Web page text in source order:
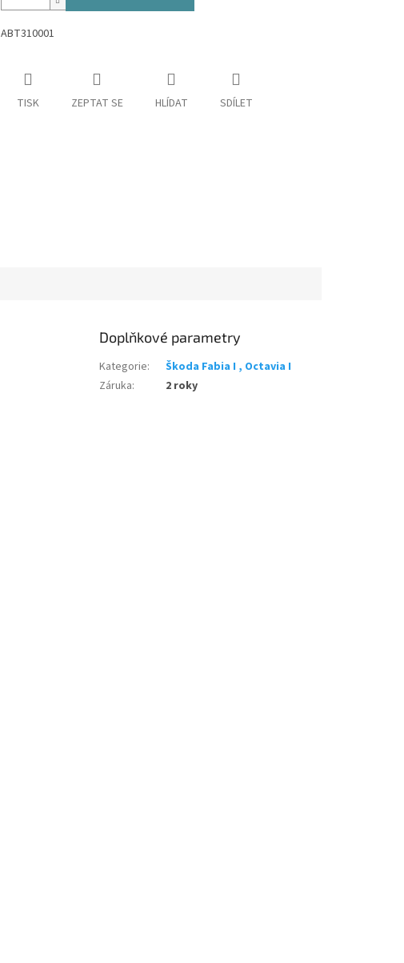
ABT310001
TISK ZEPTAT SE HLÍDAT SDÍLET
Doplňkové parametry
Kategorie:
Škoda Fabia I , Octavia I
Záruka: 2 roky